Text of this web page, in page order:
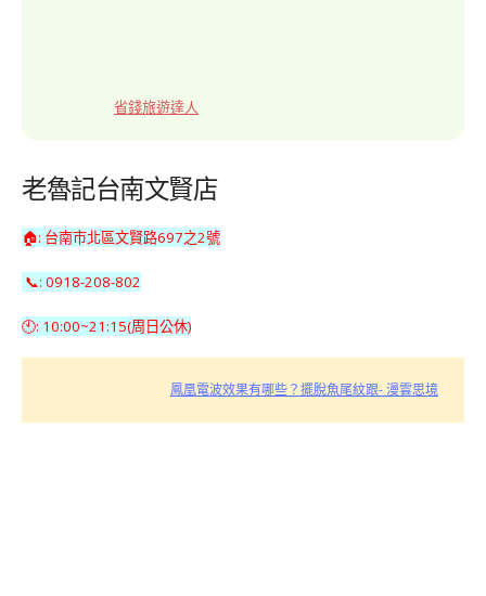
省錢旅遊達人
老魯記台南文賢店
🏠: 台南市北區文賢路697之2號
📞: 0918-208-802
🕙: 10:00~21:15(周日公休)
鳳凰電波效果有哪些？擺脫魚尾紋跟- 漫雲思境